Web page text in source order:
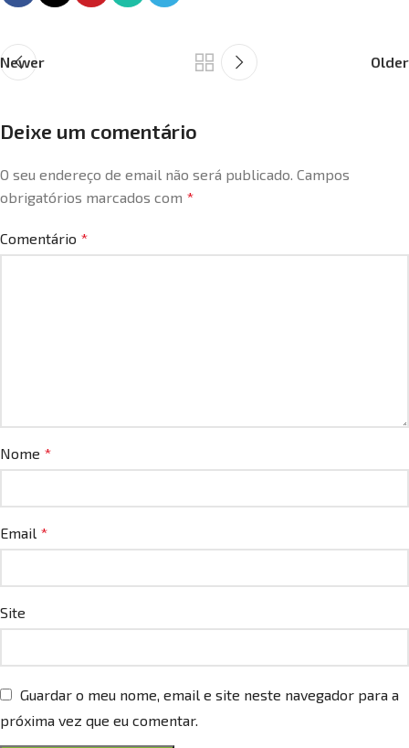
Newer Older
Deixe um comentário
O seu endereço de email não será publicado. Campos
obrigatórios marcados com *
Comentário *
Nome *
Email *
Site
Guardar o meu nome, email e site neste navegador para a
próxima vez que eu comentar.